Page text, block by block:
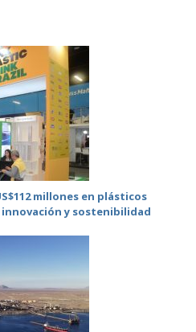
millones en plásticos
y sostenibilidad